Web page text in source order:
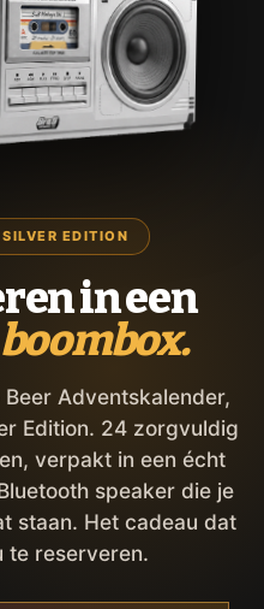
EDITION
in een
Adventskalender,
Edition. 24 zorgvuldig
verpakt in een écht
speaker die je
staan. Het cadeau dat
reserveren.